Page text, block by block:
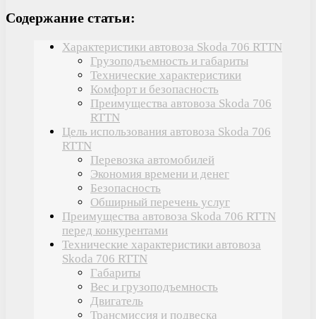
Содержание статьи:
Характеристики автовоза Skoda 706 RTTN
Грузоподъемность и габариты
Технические характеристики
Комфорт и безопасность
Преимущества автовоза Skoda 706
RTTN
Цель использования автовоза Skoda 706
RTTN
Перевозка автомобилей
Экономия времени и денег
Безопасность
Обширный перечень услуг
Преимущества автовоза Skoda 706 RTTN
перед конкурентами
Технические характеристики автовоза
Skoda 706 RTTN
Габариты
Вес и грузоподъемность
Двигатель
Трансмиссия и подвеска